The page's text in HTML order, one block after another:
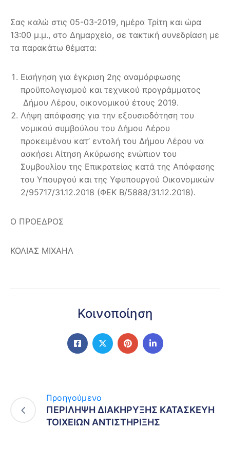
Σας καλώ στις 05-03-2019, ημέρα Τρίτη και ώρα
13:00 μ.μ., στο Δημαρχείο, σε τακτική συνεδρίαση με
τα παρακάτω θέματα:
Εισήγηση για έγκριση 2ης αναμόρφωσης
προϋπολογισμού και τεχνικού προγράμματος
Δήμου Λέρου, οικονομικού έτους 2019.
Λήψη απόφασης για την εξουσιοδότηση του
νομικού συμβούλου του Δήμου Λέρου
προκειμένου κατ’ εντολή του Δήμου Λέρου να
ασκήσει Αίτηση Ακύρωσης ενώπιον του
Συμβουλίου της Επικρατείας κατά της Απόφασης
του Υπουργού και της Υφυπουργού Οικονομικών
2/95717/31.12.2018 (ΦΕΚ Β/5888/31.12.2018).
Ο ΠΡΟΕΔΡΟΣ
ΚΟΛΙΑΣ ΜΙΧΑΗΛ
Κοινοποίηση
Προηγούμενο
ΠΕΡΙΛΗΨΗ ΔΙΑΚΗΡΥΞΗΣ ΚΑΤΑΣΚΕΥΗ
ΤΟΙΧΕΙΩΝ ΑΝΤΙΣΤΗΡΙΞΗΣ